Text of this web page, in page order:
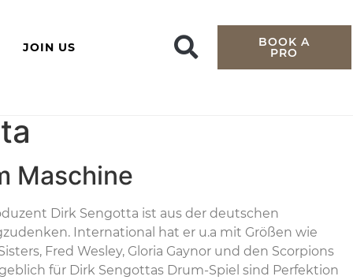
JOIN US BOOK A
PRO
Maschine
Dirk Sengotta ist aus der deutschen
International hat er u.a mit Größen wie
Fred Wesley, Gloria Gaynor und den Scorpions
für Dirk Sengottas Drum-Spiel sind Perfektion